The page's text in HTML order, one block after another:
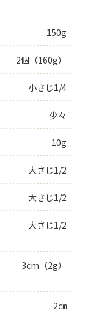
150g
2個（160g）
小さじ1/4
少々
10g
大さじ1/2
大さじ1/2
大さじ1/2
3cm（2g）
2㎝